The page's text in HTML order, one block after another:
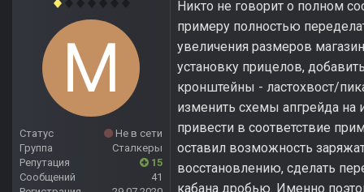
Статус
Не в сети
Группа
Сталкеры
Репутация
15
Сообщений
41
Никто не говорит о полном
примеру полностью
увеличения размеров
установку прицелов,
кронштейны - ластохвост/
изменить схемы апгрейда на
привести в соответствие
оставил возможность
восстановлению, сделать
кабана дробью. Именно